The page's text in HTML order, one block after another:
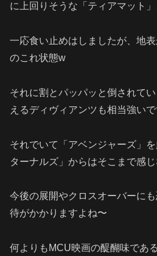
に上回りそうな「ティアマット
一応食い止めはしましたが、地
のこれ状態w
それに割とパッパッと倒されて
えるディヴィアンツも相当強い
それでいて「アベンジャーズ」
ターナルズ」からはそこまで感
今後の展開やクロスオーバーに
待がかかりますよね〜
何よりもMCU映画の醍醐味であ